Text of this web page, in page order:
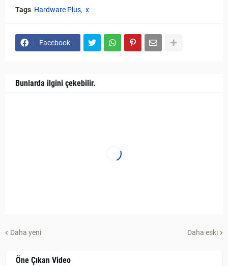
Tags Hardware Plus x
Facebook
Bunlarda ilgini çekebilir.
Daha yeni Daha eski
Öne Çıkan Video